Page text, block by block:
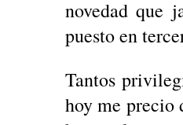
novedad que
puesto en
Tantos
hoy me precio